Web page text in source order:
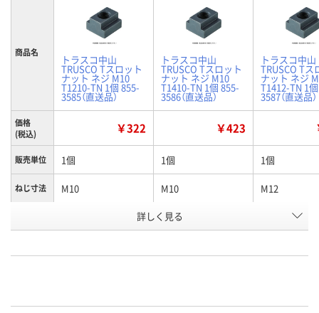
商品名
トラスコ中山
TRUSCO Tスロット
ナット ネジ M10
T1210-TN 1個 855-
3585（直送品）
トラスコ中山
TRUSCO Tスロット
ナット ネジ M10
T1410-TN 1個 855-
3586（直送品）
トラスコ中山
TRUSCO Tス
ナット ネジ
T1412-TN 1
3587（直送品）
価格
(税込)
￥322 ￥423
販売単位 1個 1個 1個
ねじ寸法 M10 M10 M12
M10
J108075 J108088 J108089
詳しく見る